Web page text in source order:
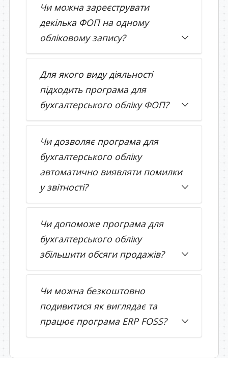
Чи можна зареєструвати
декілька ФОП на одному
обліковому запису?
Для якого виду діяльності
підходить програма для
бухгалтерського обліку ФОП?
Чи дозволяє програма для
бухгалтерського обліку
автоматично виявляти помилки
у звітності?
Чи допоможе програма для
бухгалтерського обліку
збільшити обсяги продажів?
Чи можна безкоштовно
подивитися як виглядає та
працює програма ERP FOSS?